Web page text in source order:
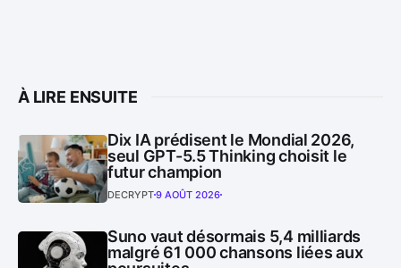
À LIRE ENSUITE
Dix IA prédisent le Mondial 2026,
seul GPT-5.5 Thinking choisit le
futur champion
DECRYPT9 AOÛT 2026
Suno vaut désormais 5,4 milliards
malgré 61 000 chansons liées aux